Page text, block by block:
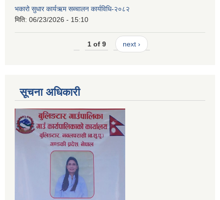
भकारो सुधार कार्यऋम सब्चालन कार्यविधि-२०८२
मिति: 06/23/2026 - 15:10
1 of 9 next ›
सूचना अधिकारी